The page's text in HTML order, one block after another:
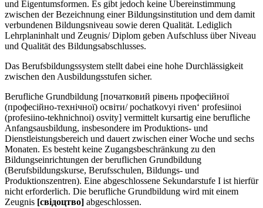
und Eigentumsformen. Es gibt jedoch keine Übereinstimmung
zwischen der Bezeichnung einer Bildungsinstitution und dem damit
verbundenen Bildungsniveau sowie deren Qualität. Lediglich
Lehrplaninhalt und Zeugnis/ Diplom geben Aufschluss über Niveau
und Qualität des Bildungsabschlusses.
Das Berufsbildungssystem stellt dabei eine hohe Durchlässigkeit
zwischen den Ausbildungsstufen sicher.
Berufliche Grundbildung [початковий рівень професійної
(професійно-технічної) освіти/ pochatkovyi riven‘ profesiinoi
(profesiino-tekhnichnoi) osvity] vermittelt kursartig eine berufliche
Anfangsausbildung, insbesondere im Produktions- und
Dienstleistungsbereich und dauert zwischen einer Woche und sechs
Monaten. Es besteht keine Zugangsbeschränkung zu den
Bildungseinrichtungen der beruflichen Grundbildung
(Berufsbildungskurse, Berufsschulen, Bildungs- und
Produktionszentren). Eine abgeschlossene Sekundarstufe I ist hierfür
nicht erforderlich. Die berufliche Grundbildung wird mit einem
Zeugnis [свiдоцтво] abgeschlossen.